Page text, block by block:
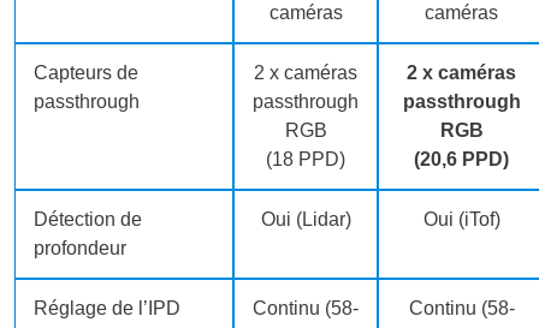
caméras
caméras
Capteurs de
passthrough
2 x caméras
passthrough
RGB
(18 PPD)
2 x caméras
passthrough
RGB
(20,6 PPD)
Détection de
profondeur
Oui (Lidar) Oui (iTof)
Réglage de l’IPD
Continu (58-
Continu (58-